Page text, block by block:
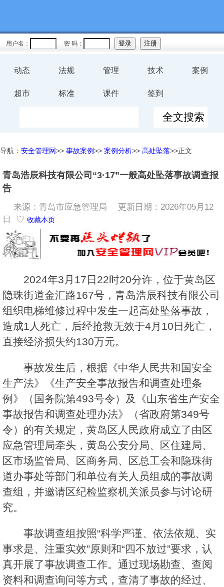
用户名： 密 码：
动态 法规 管理 技术 案例
超市 标准 课件 签到
导航： 安全管理网>> 事故案例>> 案例分析>> 高处坠落>>正文
青岛浩辰科技有限公司“3·17”一般高处坠落事故调查报
告
来源：青岛市应急管理局
更新日期：2026年05月12
日 ♡ 收藏本页
2024年3月17日22时20分许，位于黄岛区
隐珠街道金汇路167号，青岛浩辰科技有限公司
组织电梯维修过程中发生一起高处坠落事故，
造成1人死亡，后经抢救无效于4月10日死亡，
直接经济损失约130万元。
事故发生后，根据《中华人民共和国安全
生产法》《生产安全事故报告和调查处理条
例》（国务院第493号令）及《山东省生产安全
事故报告和调查处理办法》（省政府第349号
令）的有关规定，黄岛区人民政府成立了由区
应急管理局牵头，黄岛公安分局、区住建局、
区市场监管局、区商务局、区总工会和隐珠街
道办事处等部门和单位有关人员组成的事故调
查组，并邀请区纪检监察机关派员参与讨论研
究。
事故调查组按照“科学严谨、依法依规、实
事求是、注重实效”原则和“四不放过”要求，认
真开展了事故调查工作。通过现场勘查、查阅
资料和调查询问等方式，查清了事故的经过、